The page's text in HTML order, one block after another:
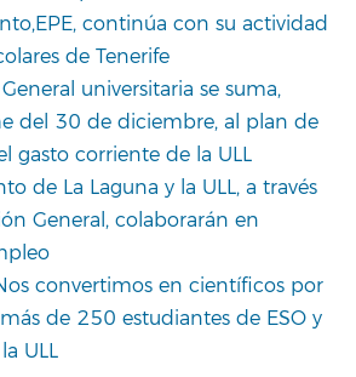
continúa con su actividad
de Tenerife
universitaria se suma,
del 30 de diciembre, al plan de
gasto corriente de la ULL
de La Laguna y la ULL, a través
General, colaborarán en
convertimos en científicos por
de 250 estudiantes de ESO y
ULL